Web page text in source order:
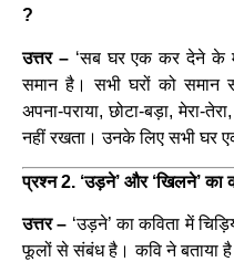
?
उत्तर – ‘सब घर एक कर देने के
समान है। सभी घरों को समान
अपना-पराया, छोटा-बड़ा, मेरा-
नहीं रखता। उनके लिए सभी घर
प्रश्न 2. ‘उड़ने’ और ‘खिलने’ का
उत्तर – ‘उड़ने’ का कविता में
फूलों से संबंध है। कवि ने बताया है